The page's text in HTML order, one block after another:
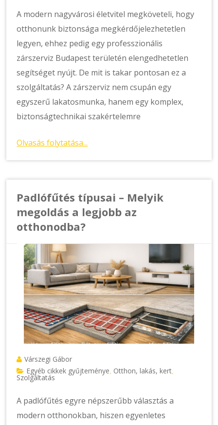
A modern nagyvárosi életvitel megköveteli, hogy
otthonunk biztonsága megkérdőjelezhetetlen
legyen, ehhez pedig egy professzionális
zárszerviz Budapest területén elengedhetetlen
segítséget nyújt. De mit is takar pontosan ez a
szolgáltatás? A zárszerviz nem csupán egy
egyszerű lakatosmunka, hanem egy komplex,
biztonságtechnikai szakértelemre
Olvasás folytatása...
Padlófűtés típusai – Melyik
megoldás a legjobb az
otthonodba?
Várszegi Gábor
Egyéb cikkek gyűjteménye Otthon, lakás, kert
Szolgáltatás
A padlófűtés egyre népszerűbb választás a
modern otthonokban, hiszen egyenletes